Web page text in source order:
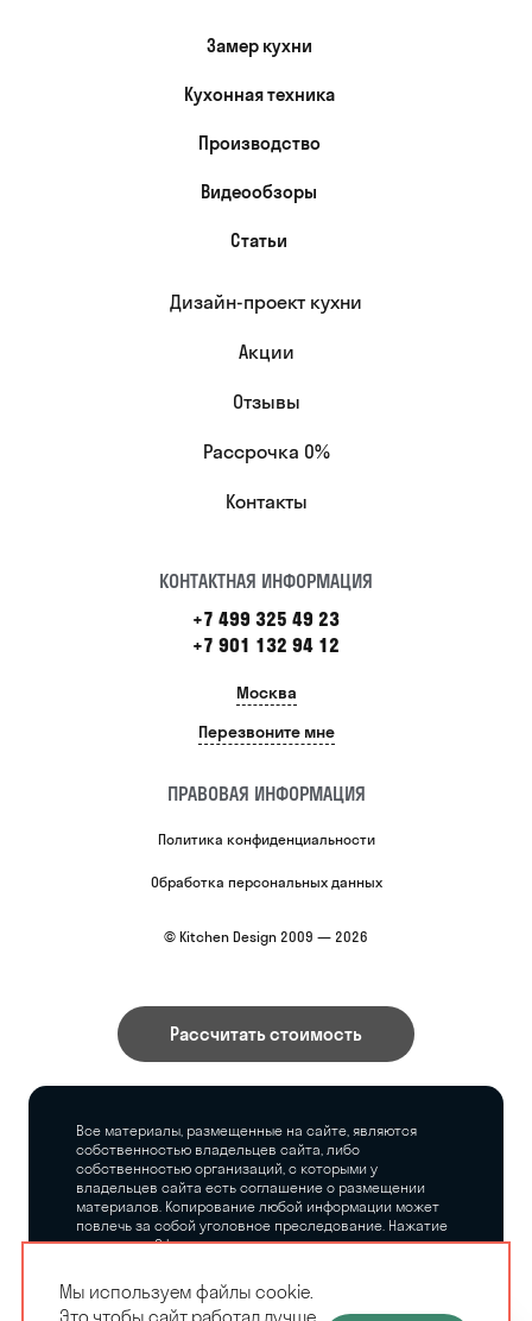
Замер кухни
Кухонная техника
Производство
Видеообзоры
Статьи
Дизайн-проект кухни
Акции
Отзывы
Рассрочка 0%
Контакты
КОНТАКТНАЯ ИНФОРМАЦИЯ
+7 499 325 49 23
+7 901 132 94 12
Москва
Перезвоните мне
ПРАВОВАЯ ИНФОРМАЦИЯ
Политика конфиденциальности
Обработка персональных данных
© Kitchen Design 2009 — 2026
Рассчитать стоимость
Все материалы, размещенные на сайте, являются
собственностью владельцев сайта, либо
собственностью организаций, с которыми у
владельцев сайта есть соглашение о размещении
материалов. Копирование любой информации может
повлечь за собой уголовное преследование. Нажатие
на кнопку «Оформить заказ», а также последующее
владельцев сайта никаких обязательств.
Мы используем файлы cookie.